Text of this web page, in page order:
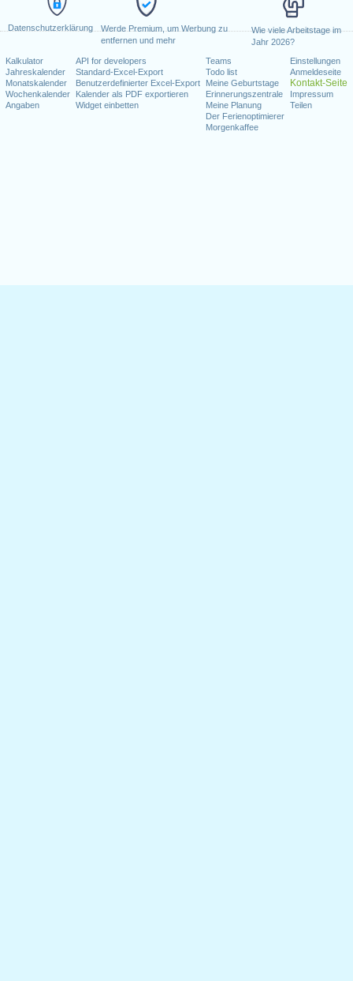
Datenschutzerklärung
Werde Premium, um Werbung zu
entfernen und mehr
Wie viele Arbeitstage im
Jahr 2026?
Kalkulator
Jahreskalender
Monatskalender
Wochenkalender
Angaben
API for developers
Standard-Excel-Export
Benutzerdefinierter Excel-Export
Kalender als PDF exportieren
Widget einbetten
Teams
Todo list
Meine Geburtstage
Erinnerungszentrale
Meine Planung
Der Ferienoptimierer
Morgenkaffee
Einstellungen
Anmeldeseite
Kontakt-Seite
Impressum
Teilen